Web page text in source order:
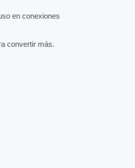
en conexiones
convertir más.